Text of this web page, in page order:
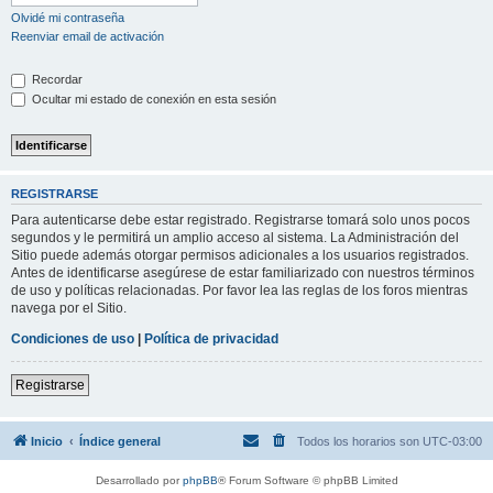
Olvidé mi contraseña
Reenviar email de activación
Recordar
Ocultar mi estado de conexión en esta sesión
REGISTRARSE
Para autenticarse debe estar registrado. Registrarse tomará solo unos pocos
segundos y le permitirá un amplio acceso al sistema. La Administración del
Sitio puede además otorgar permisos adicionales a los usuarios registrados.
Antes de identificarse asegúrese de estar familiarizado con nuestros términos
de uso y políticas relacionadas. Por favor lea las reglas de los foros mientras
navega por el Sitio.
Condiciones de uso | Política de privacidad
Registrarse
Inicio Índice general Todos los horarios son UTC-03:00
Desarrollado porphpBB® Forum Software © phpBB Limited